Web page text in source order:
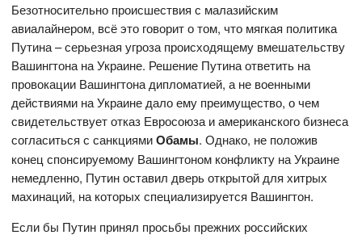
Безотносительно происшествия с малазийским
авиалайнером, всё это говорит о том, что мягкая политика
Путина – серьезная угроза происходящему вмешательству
Вашингтона на Украине. Решение Путина ответить на
провокации Вашингтона дипломатией, а не военными
действиями на Украине дало ему преимущество, о чем
свидетельствует отказ Евросоюза и американского бизнеса
согласиться с санкциямиОбамы. Однако, не положив
конец спонсируемому Вашингтоном конфликту на Украине
немедленно, Путин оставил дверь открытой для хитрых
махинаций, на которых специализируется Вашингтон.
Если бы Путин принял просьбы прежних российских